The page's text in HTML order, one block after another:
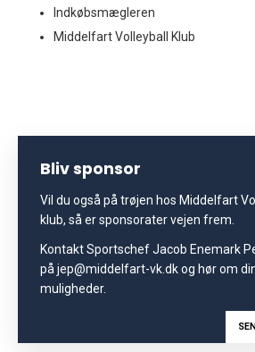
Indkøbsmægleren
Middelfart Volleyball Klub
Bliv sponsor
Vil du også på trøjen hos Middelfart
klub, så er sponsorater vejen frem.
Kontakt Sportschef Jacob Enemark
på jep@middelfart-vk.dk og hør om
muligheder.